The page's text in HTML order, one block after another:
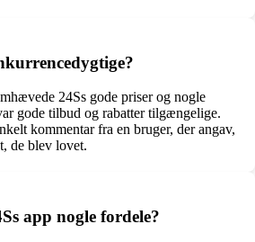
24Ss gode priser og nogle
gode tilbud og rabatter tilgængelige.
kommentar fra en bruger, der angav,
de blev lovet.
app nogle fordele?